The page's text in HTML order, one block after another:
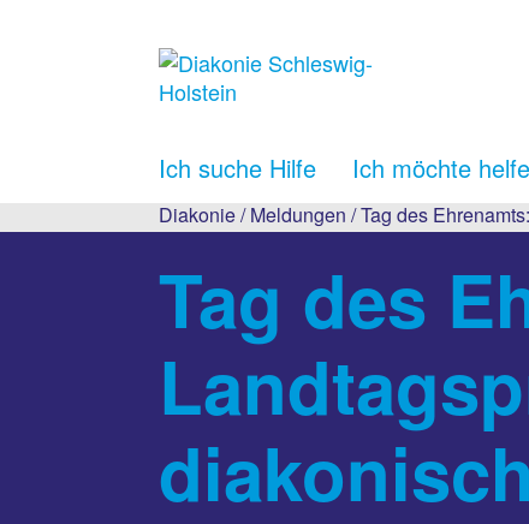
Ich suche Hilfe Ich möchte
Diakonie/Meldungen / Tag des
Tag des